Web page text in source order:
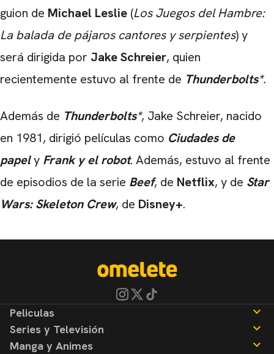
guion de Michael Leslie (Los Juegos del Hambre:
La balada de pájaros cantores y serpientes) y
será dirigida por Jake Schreier, quien
recientemente estuvo al frente de Thunderbolts*.
Además de Thunderbolts*, Jake Schreier, nacido
en 1981, dirigió películas como Ciudades de
papely Frank y el robot. Además, estuvo al frente
de episodios de la serie Beef, de Netflix, y de Star
Wars: Skeleton Crew, de Disney+.
Peliculas
Noticias
Reseñas
Series y Televisión
Manga y Animes